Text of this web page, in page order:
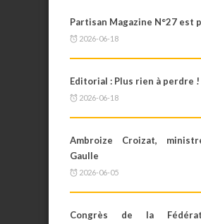
Partisan Magazine N°27 est
2026-06-18
Editorial : Plus rien à perdre !
2026-06-18
Ambroize Croizat,
Gaulle
2026-06-05
Congrès de la